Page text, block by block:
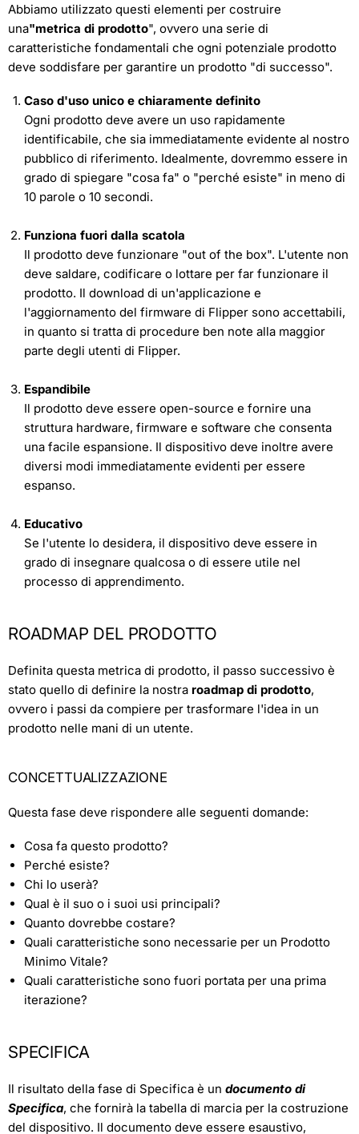
Abbiamo utilizzato questi elementi per costruire
una"metrica di prodotto", ovvero una serie di
caratteristiche fondamentali che ogni potenziale prodotto
deve soddisfare per garantire un prodotto "di successo".
Caso d'uso unico e chiaramente definito
Ogni prodotto deve avere un uso rapidamente
identificabile, che sia immediatamente evidente al nostro
pubblico di riferimento. Idealmente, dovremmo essere in
grado di spiegare "cosa fa" o "perché esiste" in meno di
10 parole o 10 secondi.
Funziona fuori dalla scatola
Il prodotto deve funzionare "out of the box". L'utente non
deve saldare, codificare o lottare per far funzionare il
prodotto. Il download di un'applicazione e
l'aggiornamento del firmware di Flipper sono accettabili,
in quanto si tratta di procedure ben note alla maggior
parte degli utenti di Flipper.
Espandibile
Il prodotto deve essere open-source e fornire una
struttura hardware, firmware e software che consenta
una facile espansione. Il dispositivo deve inoltre avere
diversi modi immediatamente evidenti per essere
espanso.
Educativo
Se l'utente lo desidera, il dispositivo deve essere in
grado di insegnare qualcosa o di essere utile nel
processo di apprendimento.
ROADMAP DEL PRODOTTO
Definita questa metrica di prodotto, il passo successivo è
stato quello di definire la nostra roadmap di prodotto,
ovvero i passi da compiere per trasformare l'idea in un
prodotto nelle mani di un utente.
CONCETTUALIZZAZIONE
Questa fase deve rispondere alle seguenti domande:
Cosa fa questo prodotto?
Perché esiste?
Chi lo userà?
Qual è il suo o i suoi usi principali?
Quanto dovrebbe costare?
Quali caratteristiche sono necessarie per un Prodotto
Minimo Vitale?
Quali caratteristiche sono fuori portata per una prima
iterazione?
SPECIFICA
Il risultato della fase di Specifica è un documento di
Specifica, che fornirà la tabella di marcia per la costruzione
del dispositivo. Il documento deve essere esaustivo,